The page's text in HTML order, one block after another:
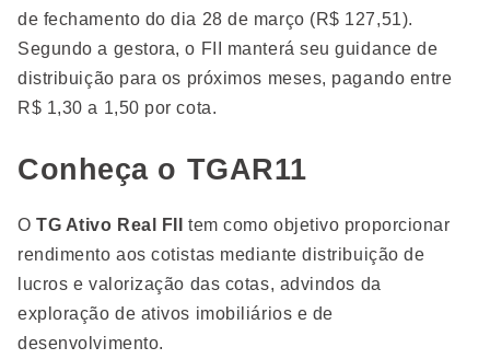
de fechamento do dia 28 de março (R$ 127,51).
Segundo a gestora, o FII manterá seu guidance de
distribuição para os próximos meses, pagando entre
R$ 1,30 a 1,50 por cota.
Conheça o TGAR11
OTG Ativo Real FII
tem como objetivo proporcionar
rendimento aos cotistas mediante distribuição de
lucros e valorização das cotas, advindos da
exploração de ativos imobiliários e de
desenvolvimento.